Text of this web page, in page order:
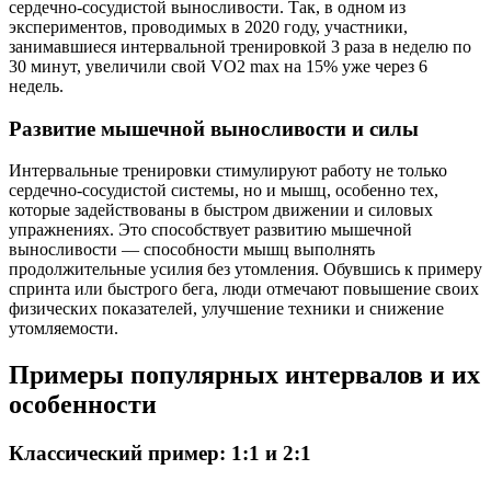
сердечно-сосудистой выносливости. Так, в одном из
экспериментов, проводимых в 2020 году, участники,
занимавшиеся интервальной тренировкой 3 раза в неделю по
30 минут, увеличили свой VO2 max на 15% уже через 6
недель.
Развитие мышечной выносливости и силы
Интервальные тренировки стимулируют работу не только
сердечно-сосудистой системы, но и мышц, особенно тех,
которые задействованы в быстром движении и силовых
упражнениях. Это способствует развитию мышечной
выносливости — способности мышц выполнять
продолжительные усилия без утомления. Обувшись к примеру
спринта или быстрого бега, люди отмечают повышение своих
физических показателей, улучшение техники и снижение
утомляемости.
Примеры популярных интервалов и их
особенности
Классический пример: 1:1 и 2:1